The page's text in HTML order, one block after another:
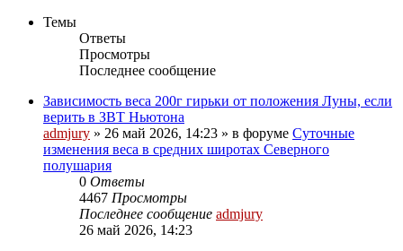
Темы
Ответы
Просмотры
Последнее сообщение
Зависимость веса 200г гирьки от положения Луны, если
верить в ЗВТ Ньютона
admjury » 26 май 2026, 14:23 » в форуме Суточные
изменения веса в средних широтах Северного
полушария
0 Ответы
4467 Просмотры
Последнее сообщение admjury
26 май 2026, 14:23